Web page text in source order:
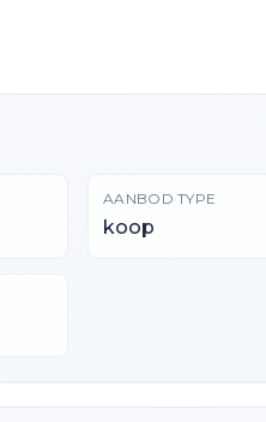
AANBOD TYPE
koop